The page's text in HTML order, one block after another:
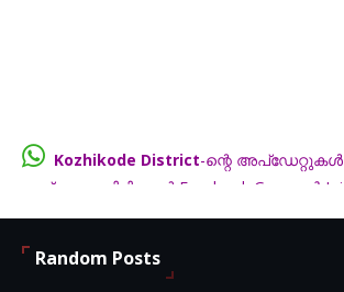
Kozhikode District -ന്റെ അപ്ഡേറ്റുകൾ
Random Posts